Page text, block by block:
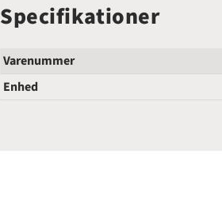
Specifikationer
Varenummer
Enhed